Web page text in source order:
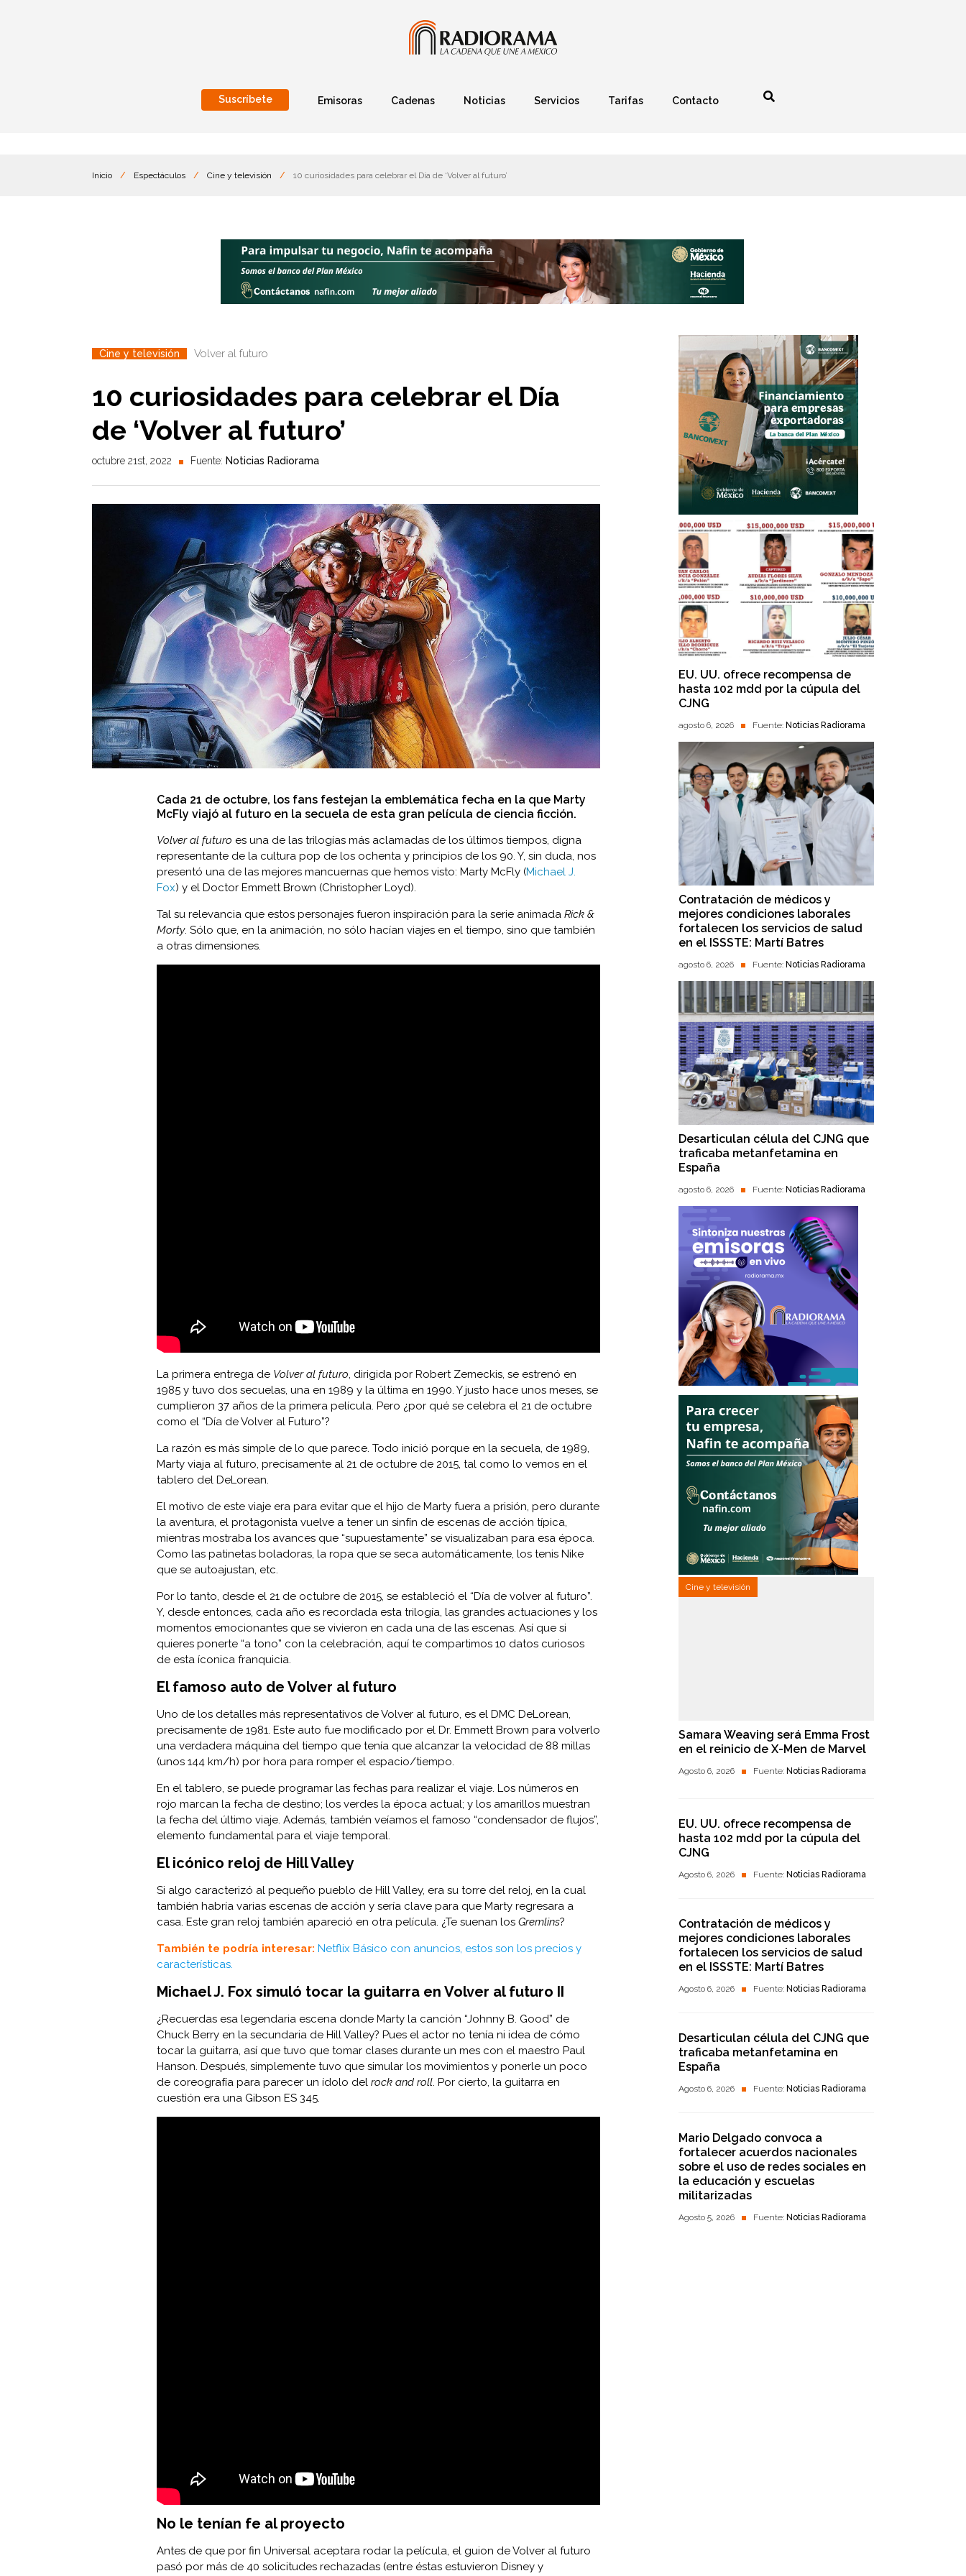
Suscríbete Emisoras Cadenas Noticias Servicios Tarifas Contacto
Inicio / Espectáculos / Cine y televisión / 10 curiosidades para celebrar el Día de ‘Volver al futuro’
Cine y televisión Volver al futuro
10 curiosidades para celebrar el Día
de ‘Volver al futuro’
octubre 21st, 2022 Fuente: Noticias Radiorama
Cada 21 de octubre, los fans festejan la emblemática fecha en la que Marty
McFly viajó al futuro en la secuela de esta gran película de ciencia ficción.
Volver al futuro es una de las trilogías más aclamadas de los últimos tiempos, digna
representante de la cultura pop de los ochenta y principios de los 90. Y, sin duda, nos
presentó una de las mejores mancuernas que hemos visto: Marty McFly (Michael J.
Fox) y el Doctor Emmett Brown (Christopher Loyd).
Tal su relevancia que estos personajes fueron inspiración para la serie animada Rick &
Morty. Sólo que, en la animación, no sólo hacían viajes en el tiempo, sino que también
a otras dimensiones.
La primera entrega de Volver al futuro, dirigida por Robert Zemeckis, se estrenó en
1985 y tuvo dos secuelas, una en 1989 y la última en 1990. Y justo hace unos meses, se
cumplieron 37 años de la primera película. Pero ¿por qué se celebra el 21 de octubre
como el “Día de Volver al Futuro”?
La razón es más simple de lo que parece. Todo inició porque en la secuela, de 1989,
Marty viaja al futuro, precisamente al 21 de octubre de 2015, tal como lo vemos en el
tablero del DeLorean.
El motivo de este viaje era para evitar que el hijo de Marty fuera a prisión, pero durante
la aventura, el protagonista vuelve a tener un sinfín de escenas de acción típica,
mientras mostraba los avances que “supuestamente” se visualizaban para esa época.
Como las patinetas boladoras, la ropa que se seca automáticamente, los tenis Nike
que se autoajustan, etc.
Por lo tanto, desde el 21 de octubre de 2015, se estableció el “Día de volver al futuro”.
Y, desde entonces, cada año es recordada esta trilogía, las grandes actuaciones y los
momentos emocionantes que se vivieron en cada una de las escenas. Así que si
quieres ponerte “a tono” con la celebración, aquí te compartimos 10 datos curiosos
de esta íconica franquicia.
El famoso auto de Volver al futuro
Uno de los detalles más representativos de Volver al futuro, es el DMC DeLorean,
precisamente de 1981. Este auto fue modificado por el Dr. Emmett Brown para volverlo
una verdadera máquina del tiempo que tenía que alcanzar la velocidad de 88 millas
(unos 144 km/h) por hora para romper el espacio/tiempo.
En el tablero, se puede programar las fechas para realizar el viaje. Los números en
rojo marcan la fecha de destino; los verdes la época actual; y los amarillos muestran
la fecha del último viaje. Además, también veíamos el famoso “condensador de flujos”,
elemento fundamental para el viaje temporal.
El icónico reloj de Hill Valley
Si algo caracterizó al pequeño pueblo de Hill Valley, era su torre del reloj, en la cual
también habría varias escenas de acción y sería clave para que Marty regresara a
casa. Este gran reloj también apareció en otra película. ¿Te suenan los Gremlins?
También te podría interesar: Netflix Básico con anuncios, estos son los precios y
características.
Michael J. Fox simuló tocar la guitarra en Volver al futuro II
¿Recuerdas esa legendaria escena donde Marty la canción “Johnny B. Good” de
Chuck Berry en la secundaria de Hill Valley? Pues el actor no tenía ni idea de cómo
tocar la guitarra, así que tuvo que tomar clases durante un mes con el maestro Paul
Hanson. Después, simplemente tuvo que simular los movimientos y ponerle un poco
de coreografía para parecer un ídolo del rock and roll. Por cierto, la guitarra en
cuestión era una Gibson ES 345.
No le tenían fe al proyecto
Antes de que por fin Universal aceptara rodar la película, el guion de Volver al futuro
pasó por más de 40 solicitudes rechazadas (entre éstas estuvieron Disney y
EU. UU. ofrece recompensa de
hasta 102 mdd por la cúpula del
CJNG
agosto 6, 2026 Fuente: Noticias Radiorama
Contratación de médicos y
mejores condiciones laborales
fortalecen los servicios de salud
en el ISSSTE: Martí Batres
agosto 6, 2026 Fuente: Noticias Radiorama
Desarticulan célula del CJNG que
traficaba metanfetamina en
España
agosto 6, 2026 Fuente: Noticias Radiorama
Cine y televisión
Samara Weaving será Emma Frost
en el reinicio de X-Men de Marvel
Agosto 6, 2026 Fuente: Noticias Radiorama
EU. UU. ofrece recompensa de
hasta 102 mdd por la cúpula del
CJNG
Agosto 6, 2026 Fuente: Noticias Radiorama
Contratación de médicos y
mejores condiciones laborales
fortalecen los servicios de salud
en el ISSSTE: Martí Batres
Agosto 6, 2026 Fuente: Noticias Radiorama
Desarticulan célula del CJNG que
traficaba metanfetamina en
España
Agosto 6, 2026 Fuente: Noticias Radiorama
Mario Delgado convoca a
fortalecer acuerdos nacionales
sobre el uso de redes sociales en
la educación y escuelas
militarizadas
Agosto 5, 2026 Fuente: Noticias Radiorama